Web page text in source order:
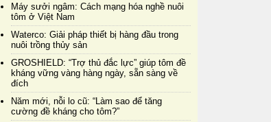
Máy sưởi ngâm: Cách mạng hóa nghề nuôi
tôm ở Việt Nam
Waterco: Giải pháp thiết bị hàng đầu trong
nuôi trồng thủy sản
GROSHIELD: “Trợ thủ đắc lực” giúp tôm đề
kháng vững vàng hàng ngày, sẵn sàng về
đích
Năm mới, nỗi lo cũ: “Làm sao để tăng
cường đề kháng cho tôm?”